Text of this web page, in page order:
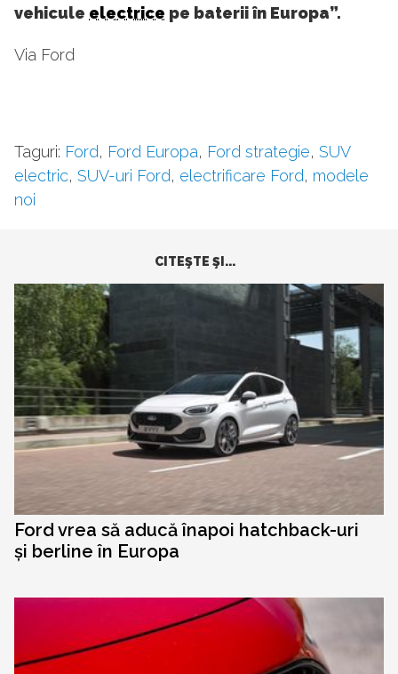
vehicule electrice pe baterii în Europa”.
Via Ford
Taguri: Ford, Ford Europa, Ford strategie, SUV
electric, SUV-uri Ford, electrificare Ford, modele
noi
CITEŞTE ŞI...
Ford vrea să aducă înapoi hatchback-uri
și berline în Europa